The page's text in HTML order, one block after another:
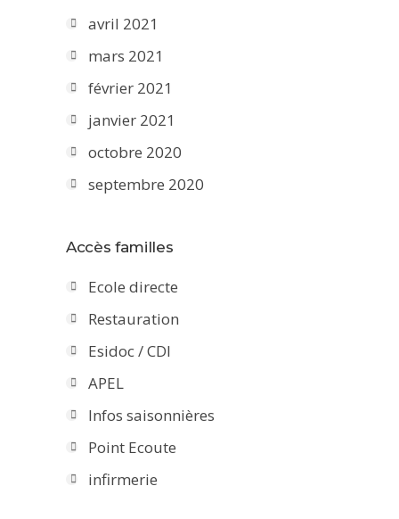
avril 2021
mars 2021
février 2021
janvier 2021
octobre 2020
septembre 2020
Accès familles
Ecole directe
Restauration
Esidoc / CDI
APEL
Infos saisonnières
Point Ecoute
infirmerie